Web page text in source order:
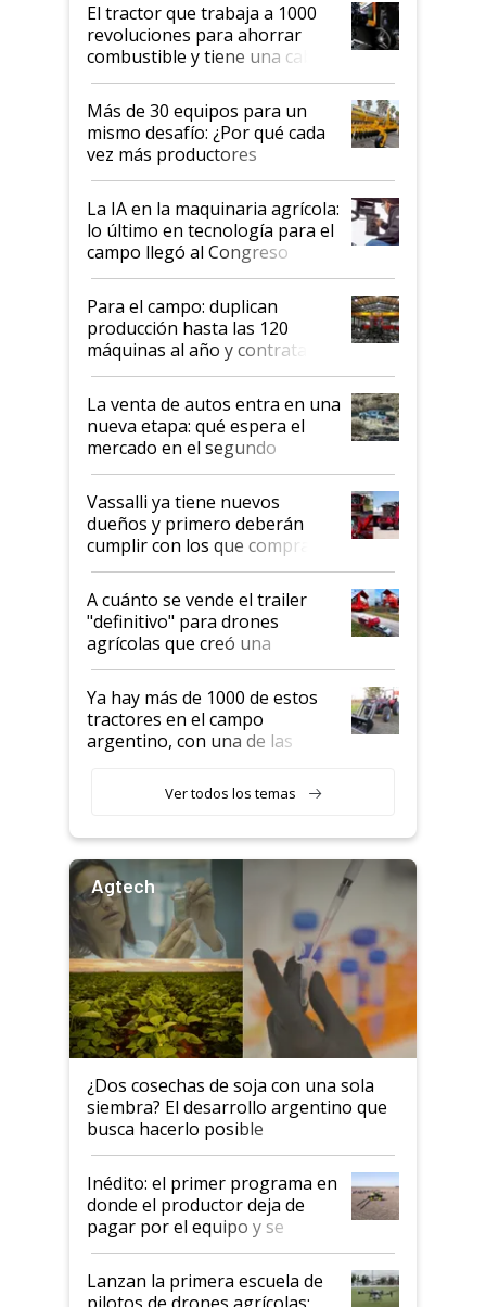
El tractor que trabaja a 1000
revoluciones para ahorrar
combustible y tiene una cabina
que parece una computadora:
lo último en el mundo,
disponible en Argentina
Más de 30 equipos para un
mismo desafío: ¿Por qué cada
vez más productores
incorporan fertilizante bajo
tierra?
La IA en la maquinaria agrícola:
lo último en tecnología para el
campo llegó al Congreso
Aapresid 2026
Para el campo: duplican
producción hasta las 120
máquinas al año y contratan
especialistas de la industria
automotriz para lograrlo
La venta de autos entra en una
nueva etapa: qué espera el
mercado en el segundo
semestre
Vassalli ya tiene nuevos
dueños y primero deberán
cumplir con los que compraron
cosechadoras y todavía no las
recibieron: quién está detrás
del rescate de la empresa
A cuánto se vende el trailer
"definitivo" para drones
agrícolas que creó una
empresa argentina: "Veíamos a
contratistas invirtiendo miles
de dólares en drones de última
generación que luego eran
transportados de forma
Ya hay más de 1000 de estos
tractores en el campo
argentino, con una de las
integradas del mundo
Ver todos los temas
Agtech
¿Dos cosechas de soja con una sola
siembra? El desarrollo argentino que
busca hacerlo posible
Inédito: el primer programa en
donde el productor deja de
pagar por el equipo y se
financia con las hectáreas
aplicadas
Lanzan la primera escuela de